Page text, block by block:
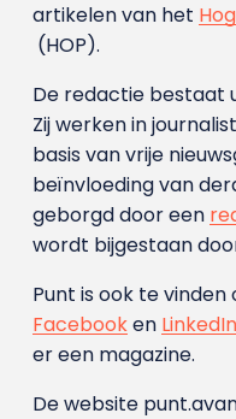
artikelen van het
(HOP).
De redactie bestaat
Zij werken in
basis van vrije
beïnvloeding van
geborgd door een
wordt bijgestaan
Punt is ook te vinden
Facebooken LinkedIn
er een magazine.
De website